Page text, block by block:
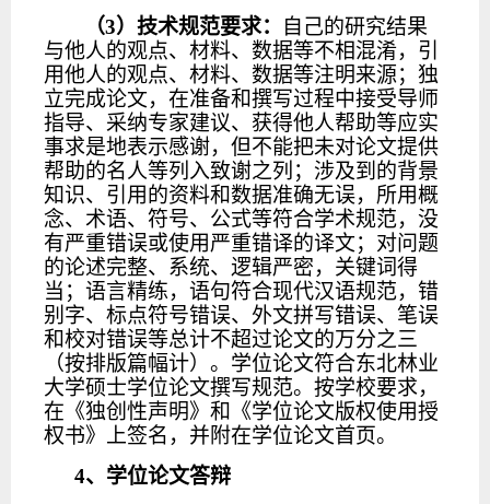
（3）技术规范要求：
自己的研究结果
与他人的观点、材料、数据等不相混淆，引
用他人的观点、材料、数据等注明来源；独
立完成论文，在准备和撰写过程中接受导师
指导、采纳专家建议、获得他人帮助等应实
事求是地表示感谢，但不能把未对论文提供
帮助的名人等列入致谢之列；涉及到的背景
知识、引用的资料和数据准确无误，所用概
念、术语、符号、公式等符合学术规范，没
有严重错误或使用严重错译的译文；对问题
的论述完整、系统、逻辑严密，关键词得
当；语言精练，语句符合现代汉语规范，错
别字、标点符号错误、外文拼写错误、笔误
和校对错误等总计不超过论文的万分之三
（按排版篇幅计）。学位论文符合东北林业
大学硕士学位论文撰写规范。按学校要求，
在《独创性声明》和《学位论文版权使用授
权书》上签名，并附在学位论文首页。
4、学位论文答辩